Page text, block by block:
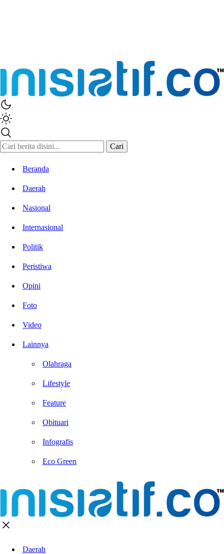
Cari
Beranda
Daerah
Nasional
Internasional
Politik
Peristiwa
Opini
Foto
Video
Lainnya
Olahraga
Lifestyle
Feature
Obituari
Infografis
Eco Green
Daerah